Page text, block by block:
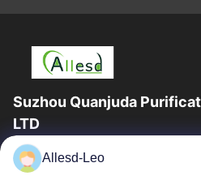
Suzhou Quanjuda
LTD
a experiência 16years, como um
principais de ESD & produtos da
Allesd-Leo